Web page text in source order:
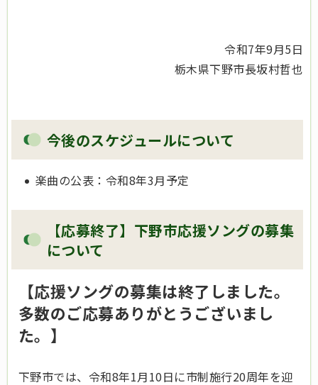
令和7年9月5日
栃木県下野市長坂村哲也
今後のスケジュールについて
楽曲の公表：令和8年3月予定
【応募終了】下野市応援ソングの募集
について
【応援ソングの募集は終了しました。
多数のご応募ありがとうございまし
た。】
下野市では、令和8年1月10日に市制施行20周年を迎